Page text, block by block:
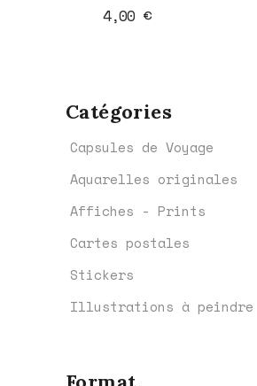
Catégories
Capsules de Voyage
Aquarelles originales
Affiches - Prints
Cartes postales
Stickers
Illustrations à peindre
4,00 €